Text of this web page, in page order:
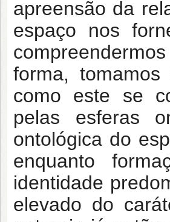
apreensão da
espaço nos
forma,
como este se
pelas esferas
ontológica do
enquanto
identidade
elevado do